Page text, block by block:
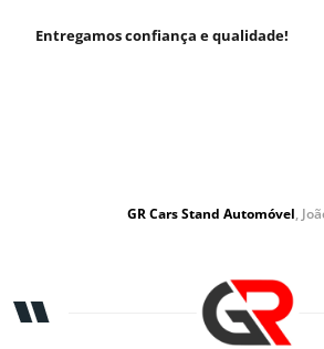
Entregamos confiança e qualidade!
GR Cars Stand Automóvel,